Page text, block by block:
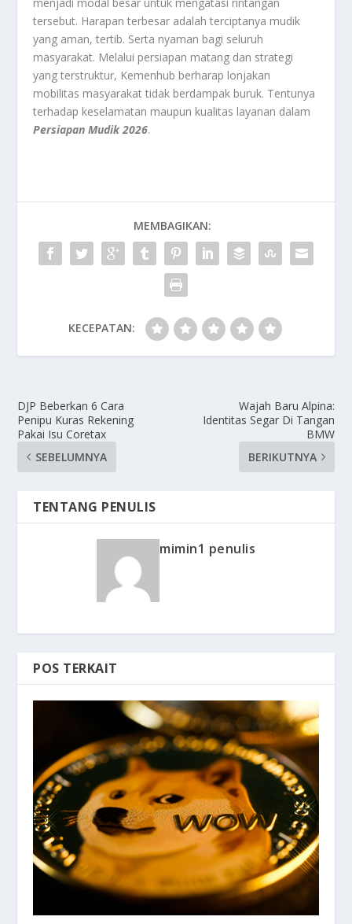
menjadi modal besar untuk mengatasi rintangan
tersebut. Harapan terbesar adalah terciptanya mudik
yang aman, tertib. Serta nyaman bagi seluruh
masyarakat. Melalui persiapan matang dan strategi
yang terstruktur, Kemenhub berharap lonjakan
mobilitas masyarakat tidak berdampak buruk. Tentunya
terhadap keselamatan maupun kualitas layanan dalam
Persiapan Mudik 2026.
MEMBAGIKAN:
KECEPATAN:
DJP Beberkan 6 Cara
Penipu Kuras Rekening
Pakai Isu Coretax
SEBELUMNYA
Wajah Baru Alpina:
Identitas Segar Di Tangan
BMW
BERIKUTNYA
TENTANG PENULIS
mimin1 penulis
POS TERKAIT